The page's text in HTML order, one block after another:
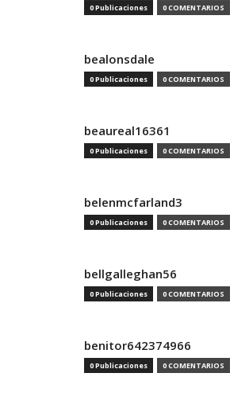
0 Publicaciones 0 COMENTARIOS
bealonsdale
0 Publicaciones 0 COMENTARIOS
beaureal16361
0 Publicaciones 0 COMENTARIOS
belenmcfarland3
0 Publicaciones 0 COMENTARIOS
bellgalleghan56
0 Publicaciones 0 COMENTARIOS
benitor642374966
0 Publicaciones 0 COMENTARIOS